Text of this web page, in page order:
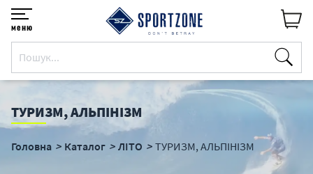
меню
ТУРИЗМ, АЛЬПІНІЗМ
Головна Каталог ЛІТО ТУРИЗМ, АЛЬПІНІЗМ